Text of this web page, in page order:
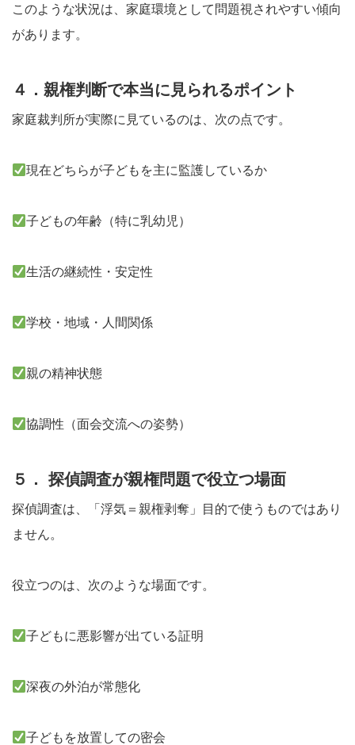
このような状況は、家庭環境として問題視されやすい傾向
があります。
４．親権判断で本当に見られるポイント
家庭裁判所が実際に見ているのは、次の点です。
現在どちらが子どもを主に監護しているか
子どもの年齢（特に乳幼児）
生活の継続性・安定性
学校・地域・人間関係
親の精神状態
協調性（面会交流への姿勢）
５． 探偵調査が親権問題で役立つ場面
探偵調査は、「浮気＝親権剥奪」目的で使うものではあり
ません。
役立つのは、次のような場面です。
子どもに悪影響が出ている証明
深夜の外泊が常態化
子どもを放置しての密会